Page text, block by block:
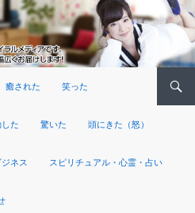
癒された 笑った
た 驚いた 頭にきた（怒）
ネス スピリチュアル・心霊・占い